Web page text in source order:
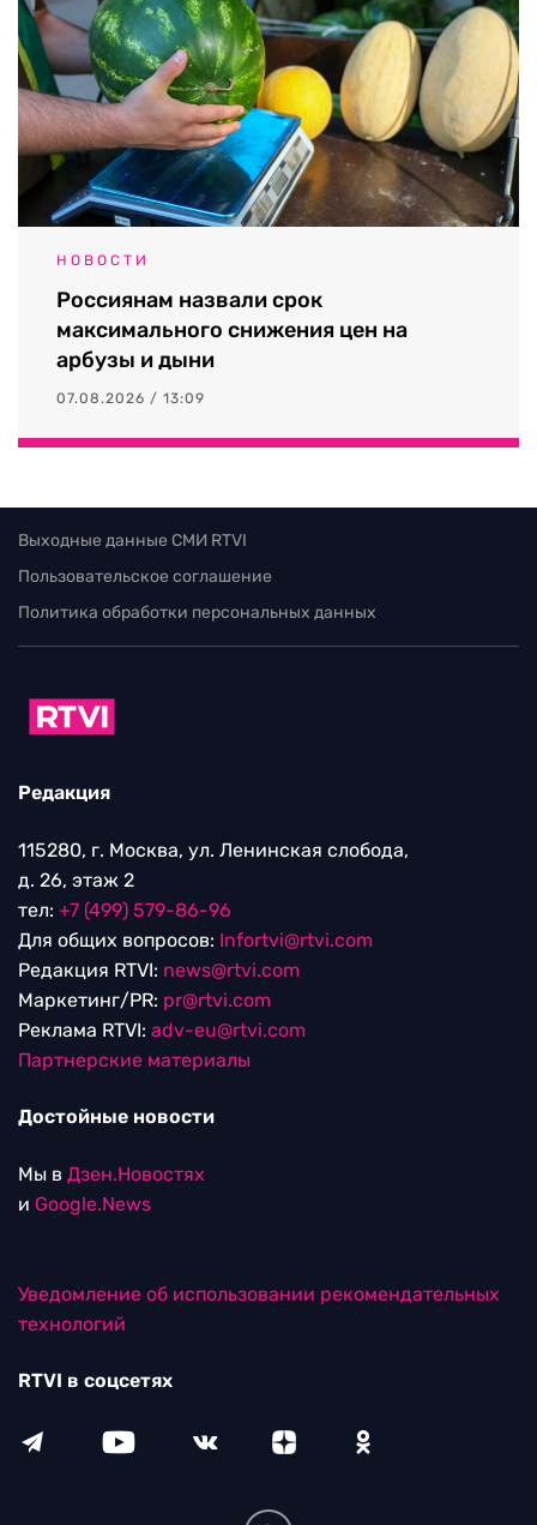
НОВОСТИ
Россиянам назвали срок
максимального снижения цен на
арбузы и дыни
07.08.2026 / 13:09
Выходные данные СМИ RTVI
Пользовательское соглашение
Политика обработки персональных данных
Редакция
115280, г. Москва, ул. Ленинская слобода,
д. 26, этаж 2
тел: +7 (499) 579-86-96
Для общих вопросов: Infortvi@rtvi.com
Редакция RTVI: news@rtvi.com
Маркетинг/PR: pr@rtvi.com
Реклама RTVI: adv-eu@rtvi.com
Партнерские материалы
Достойные новости
Мы в Дзен.Новостях
и Google.News
Уведомление об использовании рекомендательных
технологий
RTVI в соцсетях